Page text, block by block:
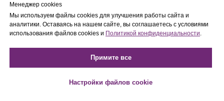
Менеджер cookies
Мы используем файлы cookies для улучшения работы сайта и
аналитики. Оставаясь на нашем сайте, вы соглашаетесь с условиями
использования файлов cookies и Политикой конфиденциальности.
Примите все
Настройки файлов cookie
Работаем только с юридическими лицами в рамках
B2B-сотрудничества. Сайт носит информационный
характер, не является интернет-магазином и не
осуществляет розничную продажу товаров
физическим лицам.